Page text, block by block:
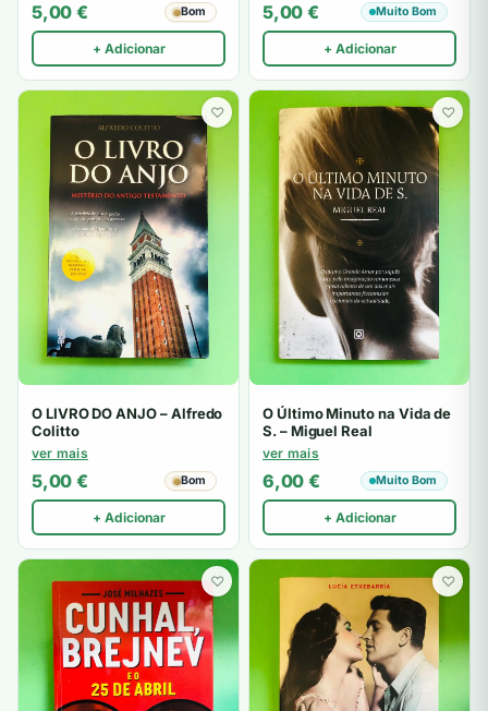
5,00 € Bom
+ Adicionar
5,00 € Muito Bom
+ Adicionar
♡
O LIVRO DO ANJO – Alfredo
Colitto
ver mais
5,00 € Bom
+ Adicionar
♡
O Último Minuto na Vida de
S. – Miguel Real
ver mais
6,00 € Muito Bom
+ Adicionar
♡ ♡